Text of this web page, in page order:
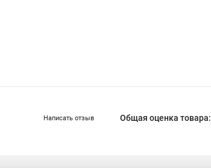
Написать отзыв Общая оценка товара: